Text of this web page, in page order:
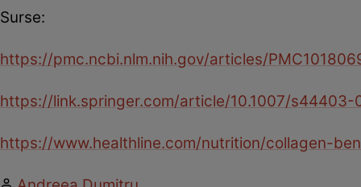
Surse:
https://pmc.ncbi.nlm.nih.gov/articles/
https://link.springer.com/article/10.1007/
https://www.healthline.com/nutrition/collagen-